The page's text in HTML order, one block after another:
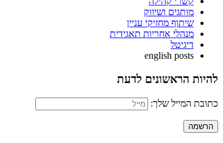
מותגים ושיווק
שיתוף מחזיקי עניין
מנהלי אחריות תאגידית
דיגיטל
english posts
להיות הראשונים לדעת
כתובת המייל שלך: